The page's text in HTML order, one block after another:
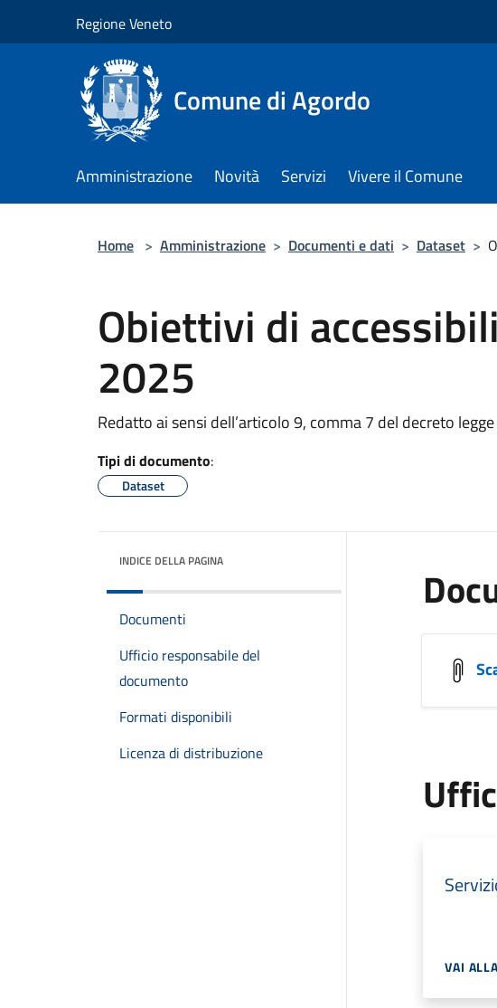
Regione Veneto
Comune di Agordo
Amministrazione Novità Servizi Vivere il Comune
Home > Amministrazione > Documenti e dati > Dataset >
Obiettivi di
2025
Redatto ai sensi dell’articolo 9, comma 7 del decreto
Tipi di documento:
Dataset
INDICE DELLA PAGINA
Documenti
Ufficio responsabile del
documento
Formati disponibili
Licenza di distribuzione
VAI